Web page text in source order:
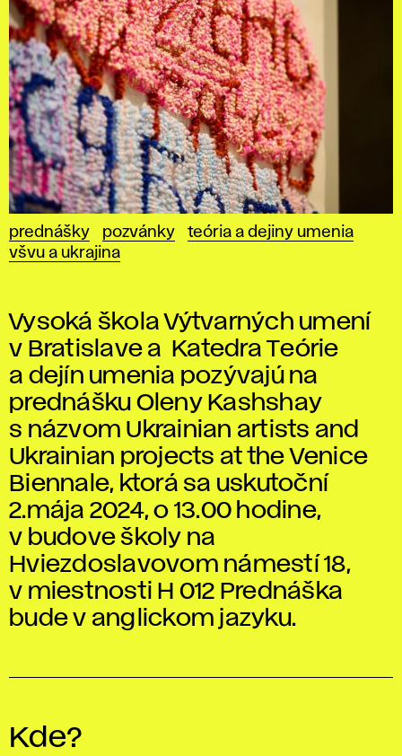
prednášky pozvánky
teória a dejiny umenia
všvu a ukrajina
Vysoká škola Výtvarných umení
v Bratislave a Katedra Teórie
a dejín umenia pozývajú na
prednášku Oleny Kashshay
s názvom Ukrainian artists and
Ukrainian projects at the Venice
Biennale, ktorá sa uskutoční
2.mája 2024, o 13.00 hodine,
v budove školy na
Hviezdoslavovom námestí 18,
v miestnosti H 012 Prednáška
bude v anglickom jazyku.
Kde?